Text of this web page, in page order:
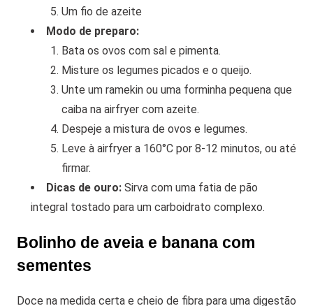
Um fio de azeite
Modo de preparo:
Bata os ovos com sal e pimenta.
Misture os legumes picados e o queijo.
Unte um ramekin ou uma forminha pequena que
caiba na airfryer com azeite.
Despeje a mistura de ovos e legumes.
Leve à airfryer a 160°C por 8-12 minutos, ou até
firmar.
Dicas de ouro: Sirva com uma fatia de pão
integral tostado para um carboidrato complexo.
Bolinho de aveia e banana com
sementes
Doce na medida certa e cheio de fibra para uma digestão